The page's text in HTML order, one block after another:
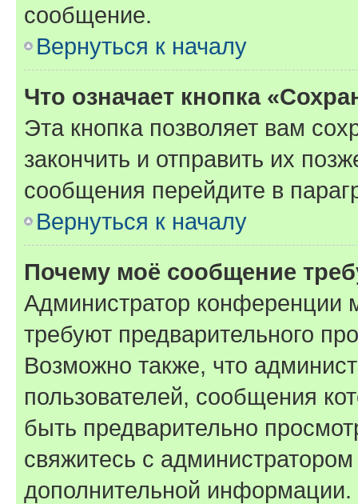
сообщение.
Вернуться к началу
Что означает кнопка
Эта кнопка позволяет вам
закончить и отправить их
сообщения перейдите в
Вернуться к началу
Почему моё сообщение
Администратор конференции
требуют предварительного
Возможно также, что
пользователей, сообщения
быть предварительно
свяжитесь с
дополнительной информации.